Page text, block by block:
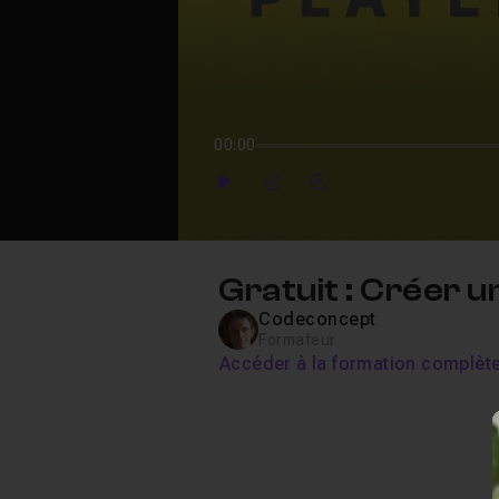
00:00
PlayForwardForward
Gratuit : Créer
Codeconcept
Accéder à la formation